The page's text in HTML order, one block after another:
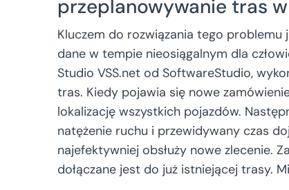
przeplanowywanie tras
Kluczem do rozwiązania tego problemu
dane w tempie nieosiągalnym dla
Studio VSS.net od SoftwareStudio,
tras. Kiedy pojawia się nowe
lokalizację wszystkich pojazdów.
natężenie ruchu i przewidywany czas
najefektywniej obsłuży nowe zlecenie.
dołączane jest do już istniejącej trasy.